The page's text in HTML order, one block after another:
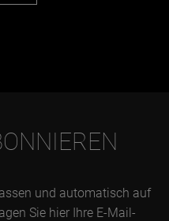
und automatisch auf
Sie hier Ihre E-Mail-